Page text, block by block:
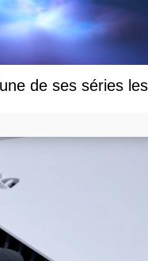
de ses séries les